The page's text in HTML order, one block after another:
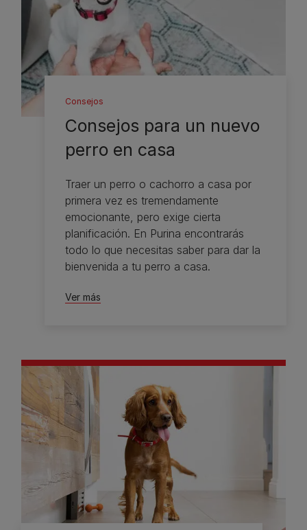
Consejos
Consejos para un nuevo
perro en casa
Traer un perro o cachorro a casa por
primera vez es tremendamente
emocionante, pero exige cierta
planificación. En Purina encontrarás
todo lo que necesitas saber para dar la
bienvenida a tu perro a casa.
Ver más